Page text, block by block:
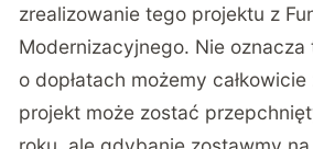
zrealizowanie tego projektu z
Modernizacyjnego. Nie
o dopłatach możemy
projekt może zostać